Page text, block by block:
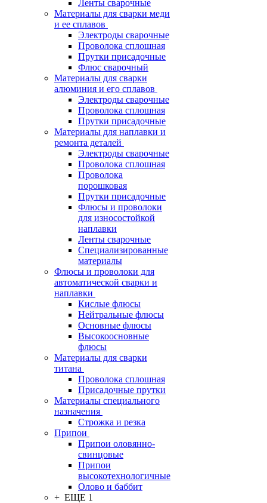
Ленты сварочные
Материалы для сварки меди
и ее сплавов
Электроды сварочные
Проволока сплошная
Прутки присадочные
Флюс сварочный
Материалы для сварки
алюминия и его сплавов
Электроды сварочные
Проволока сплошная
Прутки присадочные
Материалы для наплавки и
ремонта деталей
Электроды сварочные
Проволока сплошная
Проволока
порошковая
Прутки присадочные
Флюсы и проволоки
для износостойкой
наплавки
Ленты сварочные
Специализированные
материалы
Флюсы и проволоки для
автоматической сварки и
наплавки
Кислые флюсы
Нейтральные флюсы
Основные флюсы
Высокоосновные
флюсы
Материалы для сварки
титана
Проволока сплошная
Присадочные прутки
Материалы специального
назначения
Строжка и резка
Припои
Припои оловянно-
свинцовые
Припои
высокотехнологичные
Олово и баббит
+ ЕЩЕ 1